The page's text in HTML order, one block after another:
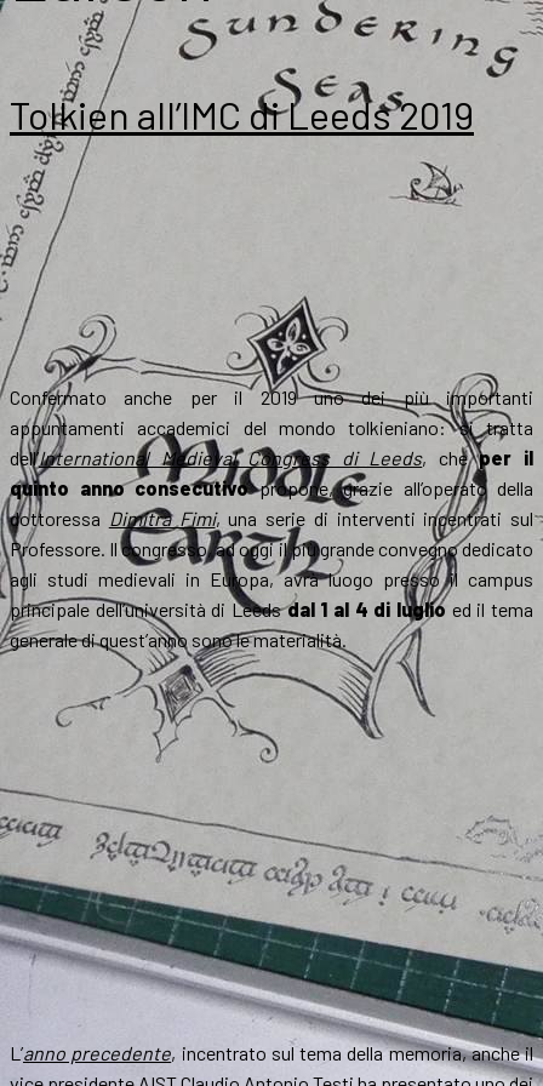
Tolkien all’IMC di Leeds 2019
Confermato anche per il 2019 uno dei più importanti
appuntamenti accademici del mondo tolkieniano: si tratta
dell’International Medieval Congress di Leeds, cheper il
quinto anno consecutivopropone, grazie all’operato della
dottoressa Dimitra Fimi, una serie di interventi incentrati sul
Professore. Il congresso, ad oggi il più grande convegno dedicato
agli studi medievali in Europa, avrà luogo presso il campus
principale dell’università di Leedsdal 1 al 4 di luglio ed il tema
generale di quest’anno sono le materialità.
L’anno precedente, incentrato sul tema della memoria, anche il